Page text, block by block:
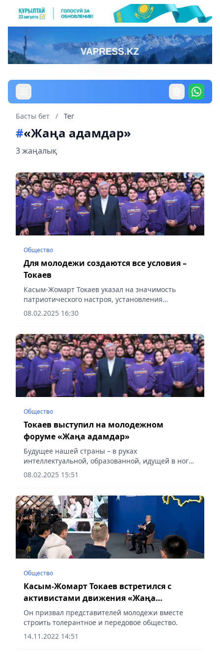
Басты бет / Тег
#«Жаңа адамдар»
3 жаңалық
Общество
Для молодежи создаются все условия –
Токаев
Касым-Жомарт Токаев указал на значимость
патриотического настроя, установления
верховенства Закона и Порядка в обществе,
экологической акции «Таза Қазақстан»,
08.02.2025 16:30
Общество
Токаев выступил на молодежном
форуме «Жаңа адамдар»
Будущее нашей страны – в руках
интеллектуальной, образованной, идущей в ногу
со временем молодежи, отметил Президент
08.02.2025 15:51
Общество
Касым-Жомарт Токаев встретился с
активистами движения «Жаңа
Адамдар»
Он призвал представителей молодежи вместе
строить толерантное и передовое общество.
14.11.2022 14:51